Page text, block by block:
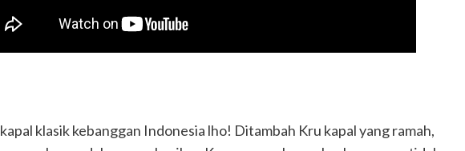
klasik kebanggan Indonesia lho! Ditambah Kru kapal yang ramah,